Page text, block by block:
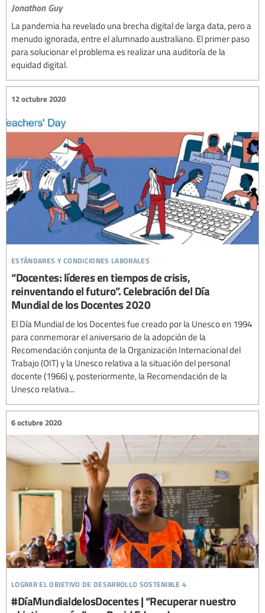
Jonathon Guy
La pandemia ha revelado una brecha digital de larga data, pero a
menudo ignorada, entre el alumnado australiano. El primer paso
para solucionar el problema es realizar una auditoría de la
equidad digital.
estándares y condiciones laborales
12 octubre 2020
“Docentes: líderes en tiempos de crisis,
reinventando el futuro”. Celebración del Día
Mundial de los Docentes 2020
El Día Mundial de los Docentes fue creado por la Unesco en 1994
para conmemorar el aniversario de la adopción de la
Recomendación conjunta de la Organización Internacional del
Trabajo (OIT) y la Unesco relativa a la situación del personal
docente (1966) y, posteriormente, la Recomendación de la
Unesco relativa...
lograr el objetivo de desarrollo sostenible 4
6 octubre 2020
#DíaMundialdelosDocentes | “Recuperar nuestro